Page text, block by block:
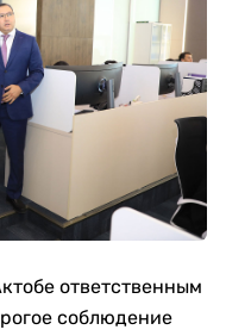
ответственным
соблюдение